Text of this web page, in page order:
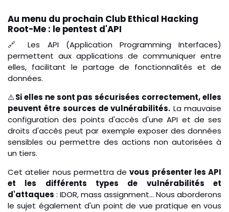
Au menu du prochain Club Ethical Hacking
Root-Me : le pentest d'API
🔗 Les API (Application Programming Interfaces)
permettent aux applications de communiquer entre
elles, facilitant le partage de fonctionnalités et de
données.
⚠️Si elles ne sont pas sécurisées correctement, elles
peuvent être sources de vulnérabilités. La mauvaise
configuration des points d'accès d'une API et de ses
droits d'accès peut par exemple exposer des données
sensibles ou permettre des actions non autorisées à
un tiers.
Cet atelier nous permettra devous présenter les API
et les différents types de vulnérabilités et
d'attaques : IDOR, mass assignment... Nous aborderons
le sujet également d'un point de vue pratique en vous